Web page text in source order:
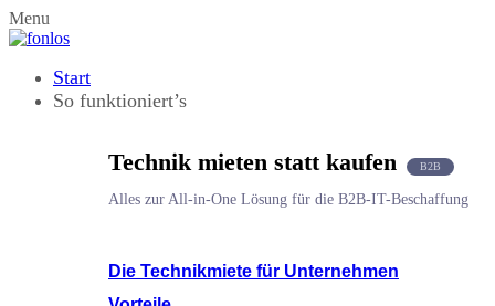
Menu
Start
So funktioniert’s
Technik mieten statt kaufen B2B
Alles zur All-in-One Lösung für die B2B-IT-Beschaffung
Die Technikmiete für Unternehmen